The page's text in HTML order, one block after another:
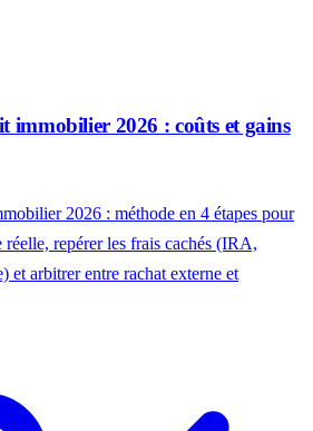
immobilier 2026 : coûts et gains
2026 : méthode en 4 étapes pour
repérer les frais cachés (IRA,
et arbitrer entre rachat externe et